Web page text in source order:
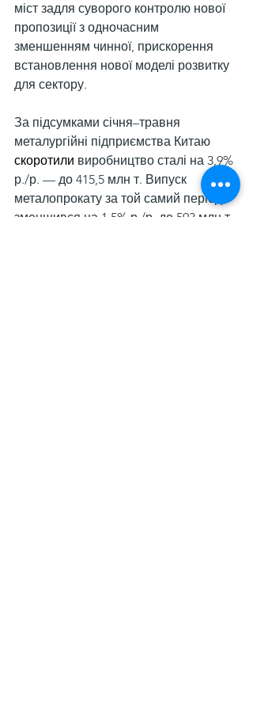
міст задля суворого контролю нової
пропозиції з одночасним
зменшенням чинної, прискорення
встановлення нової моделі розвитку
для сектору.
За підсумками січня–травня
металургійні підприємства Китаю
скоротили виробництво сталі на 3,9%
р./р. — до 415,5 млн т. Випуск
металопрокату за той самий період
зменшився на 1,5% р./р. до 593 млн т.